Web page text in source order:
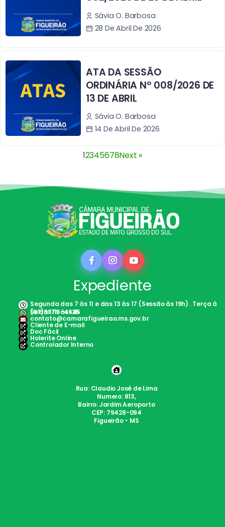
Sávia O. Barbosa
28 De Abril De 2026
ATA DA SESSÃO
ORDINÁRIA Nº 008/2026 DE
13 DE ABRIL
Sávia O. Barbosa
14 De Abril De 2026
12345678Next »
Expediente
Segunda das 7 às 11 e das 13 às 17 (Sessão às 19h) . Terça à
Sexta: 7h às 12h
(67)98113-4645
contato@camarafigueirao.ms.gov.br
Cliente de E-mail
Doc Fácil
Holerite Online
Controlador Interno
Rua: Claudio José de Lima
Numero: 813,
Bairro: Jardim Aeroporto
CEP: 79428-094
Figueirão - MS